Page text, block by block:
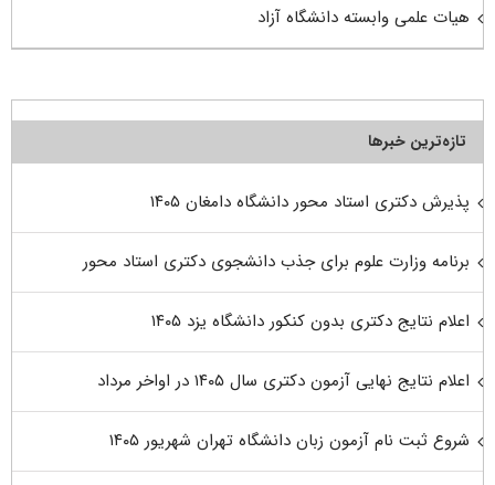
هیات علمی وابسته دانشگاه آزاد
تازه‌ترین خبرها
پذیرش دکتری استاد محور دانشگاه دامغان ۱۴۰۵
برنامه وزارت علوم برای جذب دانشجوی دکتری استاد محور
اعلام نتایج دکتری بدون کنکور دانشگاه یزد ۱۴۰۵
اعلام نتایج نهایی آزمون دکتری سال ۱۴۰۵ در اواخر مرداد
شروع ثبت نام آزمون زبان دانشگاه تهران شهریور ۱۴۰۵